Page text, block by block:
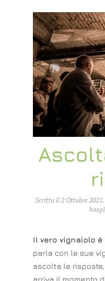
Scritto il2 Ottobre 2021
Il vero vignaiolo
parla con le sue
ascolta le
arriva il momento